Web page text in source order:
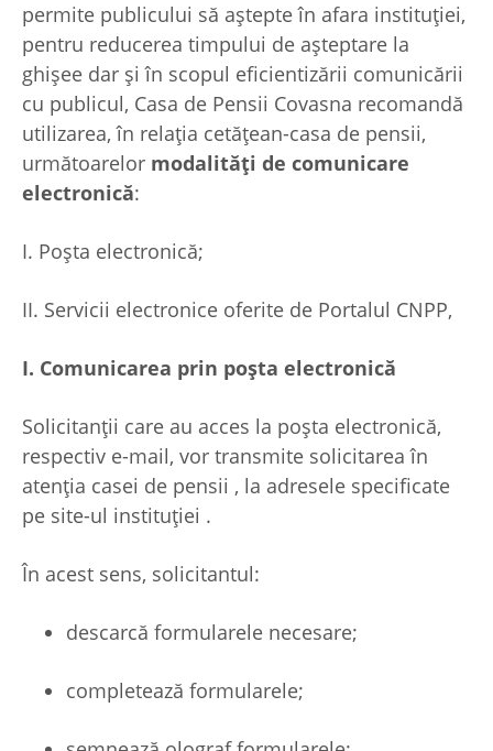
permite publicului să aștepte în afara instituției,
pentru reducerea timpului de așteptare la
ghișee dar și în scopul eficientizării comunicării
cu publicul, Casa de Pensii Covasna recomandă
utilizarea, în relația cetățean-casa de pensii,
următoarelor modalități de comunicare
electronică:
I. Poșta electronică;
II. Servicii electronice oferite de Portalul CNPP,
I. Comunicarea prin poșta electronică
Solicitanţii care au acces la poșta electronică,
respectiv e-mail, vor transmite solicitarea în
atenția casei de pensii , la adresele specificate
pe site-ul instituției .
În acest sens, solicitantul:
descarcă formularele necesare;
completează formularele;